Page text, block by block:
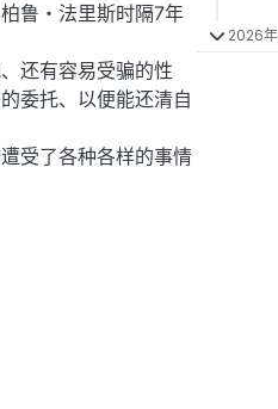
鲁・法里斯时隔7年
还有容易受骗的性
委托、以便能还清自
受了各种各样的事情
2026年